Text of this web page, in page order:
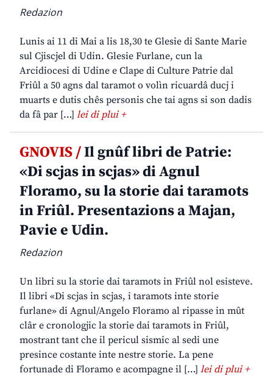
Redazion
Lunis ai 11 di Mai a lis 18,30 te Glesie di Sante Marie
sul Cjiscjel di Udin. Glesie Furlane, cun la
Arcidiocesi di Udine e Clape di Culture Patrie dal
Friûl a 50 agns dal taramot o volìn ricuardâ ducj i
muarts e dutis chês personis che tai agns si son dadis
da fâ par […] lei di plui +
GNOVIS /Il gnûf libri de Patrie:
«Di scjas in scjas» di Agnul
Floramo, su la storie dai taramots
in Friûl. Presentazions a Majan,
Pavie e Udin.
Redazion
Un libri su la storie dai taramots in Friûl nol esisteve.
Il libri «Di scjas in scjas, i taramots inte storie
furlane» di Agnul/Angelo Floramo al ripasse in mût
clâr e cronologjic la storie dai taramots in Friûl,
mostrant tant che il pericul sismic al sedi une
presince costante inte nestre storie. La pene
fortunade di Floramo e acompagne il […] lei di plui +